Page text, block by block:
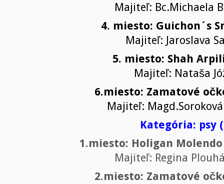
Majiteľ: Bc.Michaela
4. miesto: Guichon´s
Majiteľ: Jaroslava
5. miesto: Shah
Majiteľ: Nataša
6.miesto: Zamatové
Majiteľ:
Kategória: psy
1.miesto: Holigan
Majiteľ: Regina
2.miesto: Zamatové